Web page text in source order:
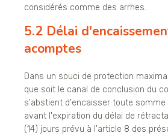
considérés comme des arrhes.
5.2 Délai
acomptes
Dans un souci de protection
que soit le canal de conclusion du
s'abstient d'encaisser toute somme
avant l'expiration du délai de
(14) jours prévu à l'article 8 des